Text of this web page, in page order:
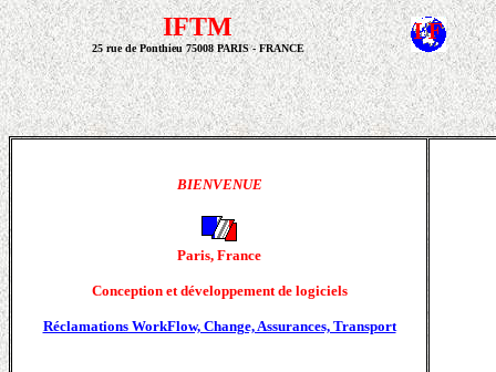
IFTM
25 rue de Ponthieu75008 PARIS - FRANCE
BIENVENUE
Paris, France
Conception et développement de logiciels
Réclamations WorkFlow, Change, Assurances, Transport